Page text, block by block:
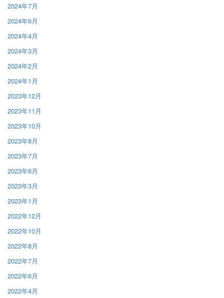
2024年7月
2024年6月
2024年4月
2024年3月
2024年2月
2024年1月
2023年12月
2023年11月
2023年10月
2023年8月
2023年7月
2023年6月
2023年3月
2023年1月
2022年12月
2022年10月
2022年8月
2022年7月
2022年6月
2022年4月